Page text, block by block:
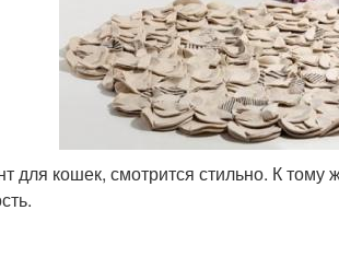
для кошек, смотрится стильно. К